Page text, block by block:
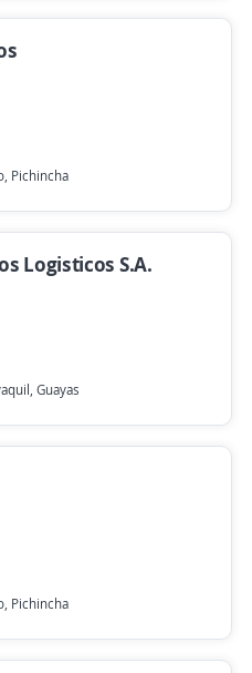
Pichincha
Logisticos S.A.
Guayas
Pichincha